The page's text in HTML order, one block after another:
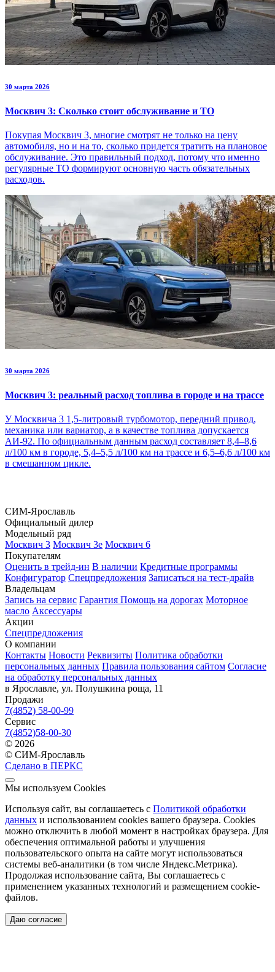
30 марта 2026
Москвич 3: Сколько стоит обслуживание и ТО
Покупая Москвич 3, многие смотрят не только на цену
автомобиля, но и на то, сколько придется тратить на плановое
обслуживание. Это правильный подход, потому что именно
регулярные ТО формируют основную часть обязательных
расходов.
30 марта 2026
Москвич 3: реальный расход топлива в городе и на трассе
У Москвича 3 1,5-литровый турбомотор, передний привод,
механика или вариатор, а в качестве топлива допускается
АИ-92. По официальным данным расход составляет 8,4–8,6
л/100 км в городе, 5,4–5,5 л/100 км на трассе и 6,5–6,6 л/100 км
в смешанном цикле.
СИМ-Ярославль
Официальный дилер
Модельный ряд
Москвич 3 Москвич 3е Москвич 6
Покупателям
Оценить в трейд-ин В наличии Кредитные программы
Конфигуратор Спецпредложения Записаться на тест-драйв
Владельцам
Запись на сервис Гарантия Помощь на дорогах Моторное
масло Аксессуары
Акции
Спецпредложения
О компании
Контакты Новости Реквизиты Политика обработки
персональных данных Правила пользования сайтом Согласие
на обработку персональных данных
в Ярославле, ул. Полушкина роща, 11
Продажи
7(4852) 58-00-99
Сервис
7(4852)58-00-30
© 2026
© СИМ-Ярославль
Сделано в ПЕРКС
Мы используем Cookies
Используя сайт, вы соглашаетесь с Политикой обработки
данных и использованием cookies вашего браузера. Cookies
можно отключить в любой момент в настройках браузера. Для
обеспечения оптимальной работы и улучшения
пользовательского опыта на сайте могут использоваться
системы веб-аналитики (в том числе Яндекс.Метрика).
Продолжая использование сайта, Вы соглашаетесь с
применением указанных технологий и размещением cookie-
файлов.
Даю согласие